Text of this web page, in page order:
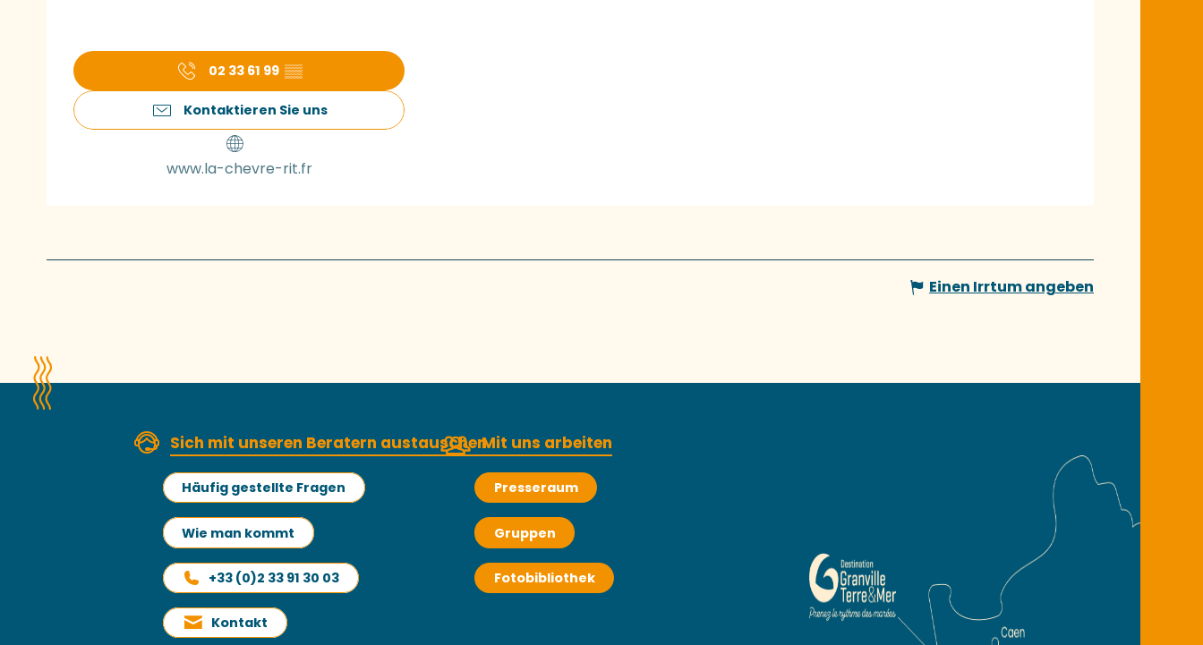
02 33 61 99 ▒▒
Kontaktieren Sie uns
www.la-chevre-rit.fr
Einen Irrtum angeben
Sich mit unseren Beratern austauschen
Häufig gestellte Fragen
Wie man kommt
+33 (0)2 33 91 30 03
Kontakt
Mit uns arbeiten
Presseraum
Gruppen
Fotobibliothek